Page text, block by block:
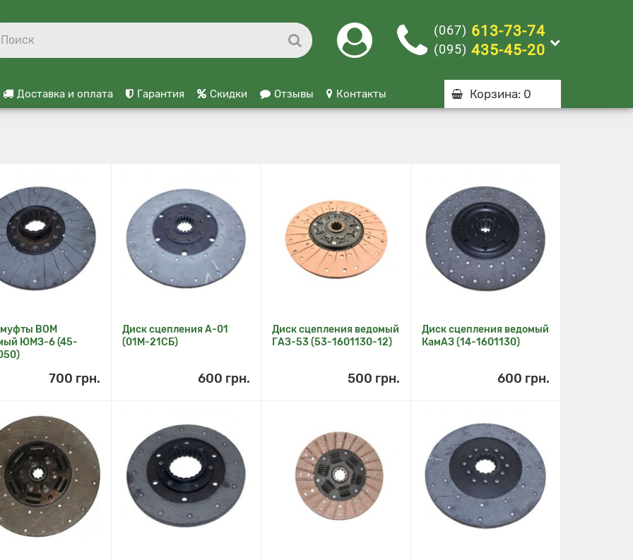
(067) 613-73-74
(095) 435-45-20
Доставка и оплата Гарантия Скидки Отзывы Контакты Корзина: 0
ВОМ
ЮМЗ-6 (45-
700 грн.
Диск сцепления А-01
(01М-21СБ)
600 грн.
Диск сцепления ведомый
ГАЗ-53 (53-1601130-12)
500 грн.
Диск сцепления ведомый
КамАЗ (14-1601130)
600 грн.